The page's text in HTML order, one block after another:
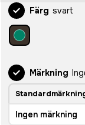
Färg svart
Märkning
Ingen märkning